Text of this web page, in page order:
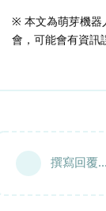
※ 本文為萌芽機器
會，可能會有資訊
撰寫回覆...